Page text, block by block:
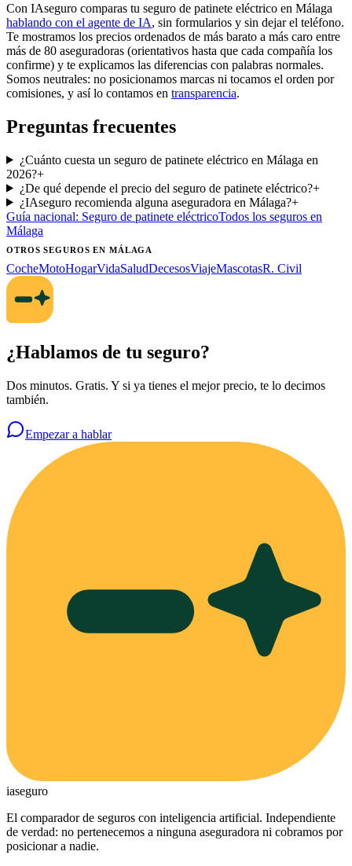
Con IAseguro comparas tu seguro de patinete eléctrico en Málaga
hablando con el agente de IA, sin formularios y sin dejar el teléfono.
Te mostramos los precios ordenados de más barato a más caro entre
más de 80 aseguradoras (orientativos hasta que cada compañía los
confirme) y te explicamos las diferencias con palabras normales.
Somos neutrales: no posicionamos marcas ni tocamos el orden por
comisiones, y así lo contamos en transparencia.
Preguntas frecuentes
¿Cuánto cuesta un seguro de patinete eléctrico en Málaga en
2026?+
¿De qué depende el precio del seguro de patinete eléctrico?+
¿IAseguro recomienda alguna aseguradora en Málaga?+
Guía nacional: Seguro de patinete eléctricoTodos los seguros en
Málaga
OTROS SEGUROSEN MÁLAGA
CocheMotoHogarVidaSaludDecesosViajeMascotasR. Civil
¿Hablamos de tu seguro?
Dos minutos. Gratis. Y si ya tienes el mejor precio, te lo decimos
también.
Empezar a hablar
iaseguro
El comparador de seguros con inteligencia artificial. Independiente
de verdad: no pertenecemos a ninguna aseguradora ni cobramos por
posicionar a nadie.